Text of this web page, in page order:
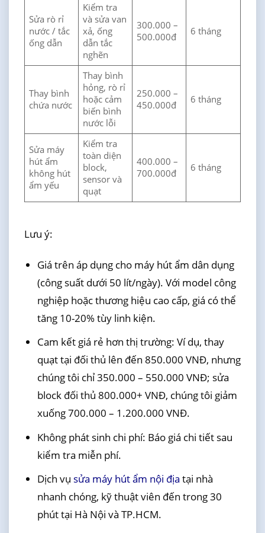
Sửa rò rỉ
nước / tắc
ống dẫn
Kiểm tra
và sửa van
xả, ống
dẫn tắc
nghẽn
300.000 –
500.000đ
6 tháng
Thay bình
chứa nước
Thay bình
hỏng, rò rỉ
hoặc cảm
biến bình
nước lỗi
250.000 –
450.000đ
6 tháng
Sửa máy
hút ẩm
không hút
ẩm yếu
Kiểm tra
toàn diện
block,
sensor và
quạt
400.000 –
700.000đ
6 tháng
Lưu ý:
Giá trên áp dụng cho máy hút ẩm dân dụng
(công suất dưới 50 lít/ngày). Với model công
nghiệp hoặc thương hiệu cao cấp, giá có thể
tăng 10-20% tùy linh kiện.
Cam kết giá rẻ hơn thị trường: Ví dụ, thay
quạt tại đối thủ lên đến 850.000 VNĐ, nhưng
chúng tôi chỉ 350.000 – 550.000 VNĐ; sửa
block đối thủ 800.000+ VNĐ, chúng tôi giảm
xuống 700.000 – 1.200.000 VNĐ.
Không phát sinh chi phí: Báo giá chi tiết sau
kiểm tra miễn phí.
Dịch vụ sửa máy hút ẩm nội địa tại nhà
nhanh chóng, kỹ thuật viên đến trong 30
phút tại Hà Nội và TP.HCM.